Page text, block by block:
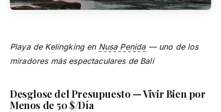
Playa de Kelingking en Nusa Penida— uno de los
miradores más espectaculares de Bali
Desglose del Presupuesto — Vivir Bien por
Menos de 50 $/Día